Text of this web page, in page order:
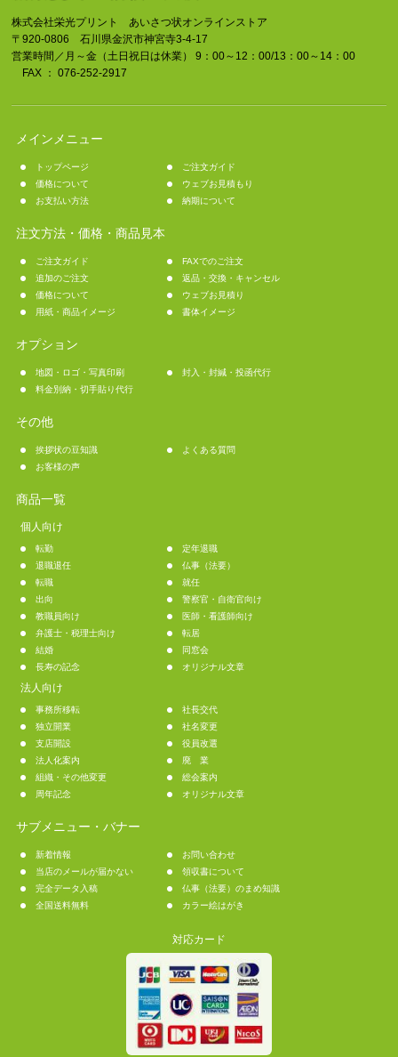
株式会社栄光プリント あいさつ状オンラインストア
〒920-0806 石川県金沢市神宮寺3-4-17
営業時間／月～金（土日祝日は休業） 9：00～12：00/13：00～14：00
FAX ： 076-252-2917
メインメニュー
トップページ
ご注文ガイド
価格について
ウェブお見積もり
お支払い方法
納期について
注文方法・価格・商品見本
ご注文ガイド
FAXでのご注文
追加のご注文
返品・交換・キャンセル
価格について
ウェブお見積り
用紙・商品イメージ
書体イメージ
オプション
地図・ロゴ・写真印刷
封入・封緘・投函代行
料金別納・切手貼り代行
その他
挨拶状の豆知識
よくある質問
お客様の声
商品一覧
個人向け
転勤
定年退職
退職退任
仏事（法要）
転職
就任
出向
警察官・自衛官向け
教職員向け
医師・看護師向け
弁護士・税理士向け
転居
結婚
同窓会
長寿の記念
オリジナル文章
法人向け
事務所移転
社長交代
独立開業
社名変更
支店開設
役員改選
法人化案内
廃 業
組織・その他変更
総会案内
周年記念
オリジナル文章
サブメニュー・バナー
新着情報
お問い合わせ
当店のメールが届かない
領収書について
完全データ入稿
仏事（法要）のまめ知識
全国送料無料
カラー絵はがき
対応カード